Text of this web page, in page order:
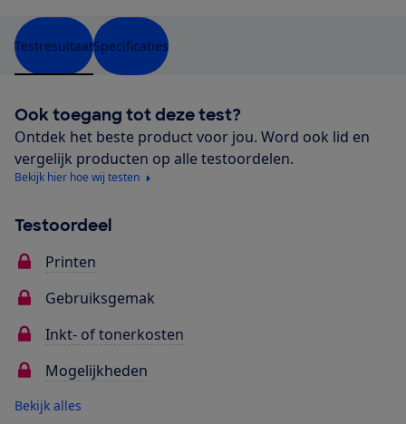
TestresultaatSpecificaties
Ook toegang tot deze test?
Ontdek het beste product voor jou. Word ook lid en
vergelijk producten op alle testoordelen.
Bekijk hier hoe wij testen
Testoordeel
Printen
Gebruiksgemak
Inkt- of tonerkosten
Mogelijkheden
Bekijk alles